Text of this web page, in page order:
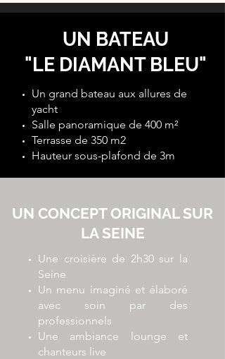
UN BATEAU
"LE DIAMANT BLEU"
Un grand bateau aux allures de
yacht
Salle panoramique de 400 m²
Terrasse de 350 m2
Hauteur sous-plafond de 3m
UN CONCEPT ORIGINAL SUR
LA SEINE
Une croisière de 2h30 sur la
Seine
Un menu imaginé et élaboré
avec soin par des
professionnels
Une ambiance lounge et
chanteurs live